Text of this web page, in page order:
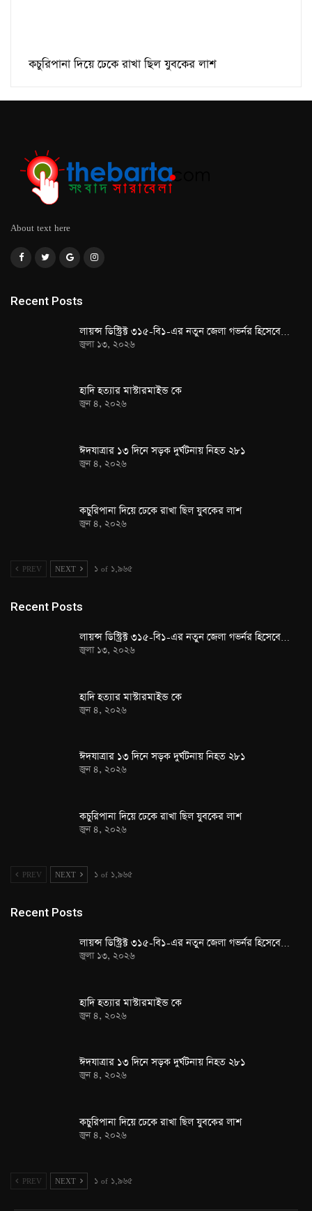
কচুরিপানা দিয়ে ঢেকে রাখা ছিল যুবকের লাশ
About text here
Recent Posts
লায়ন্স ডিস্ট্রিক্ট ৩১৫-বি১-এর নতুন জেলা গভর্নর হিসেবে…
জুলা ১৩, ২০২৬
হাদি হত্যার মাস্টারমাইন্ড কে
জুন ৪, ২০২৬
ঈদযাত্রার ১৩ দিনে সড়ক দুর্ঘটনায় নিহত ২৮১
জুন ৪, ২০২৬
কচুরিপানা দিয়ে ঢেকে রাখা ছিল যুবকের লাশ
জুন ৪, ২০২৬
PREV NEXT ১ of ১,৯৬৫
Recent Posts
লায়ন্স ডিস্ট্রিক্ট ৩১৫-বি১-এর নতুন জেলা গভর্নর হিসেবে…
জুলা ১৩, ২০২৬
হাদি হত্যার মাস্টারমাইন্ড কে
জুন ৪, ২০২৬
ঈদযাত্রার ১৩ দিনে সড়ক দুর্ঘটনায় নিহত ২৮১
জুন ৪, ২০২৬
কচুরিপানা দিয়ে ঢেকে রাখা ছিল যুবকের লাশ
জুন ৪, ২০২৬
PREV NEXT ১ of ১,৯৬৫
Recent Posts
লায়ন্স ডিস্ট্রিক্ট ৩১৫-বি১-এর নতুন জেলা গভর্নর হিসেবে…
জুলা ১৩, ২০২৬
হাদি হত্যার মাস্টারমাইন্ড কে
জুন ৪, ২০২৬
ঈদযাত্রার ১৩ দিনে সড়ক দুর্ঘটনায় নিহত ২৮১
জুন ৪, ২০২৬
কচুরিপানা দিয়ে ঢেকে রাখা ছিল যুবকের লাশ
জুন ৪, ২০২৬
PREV NEXT ১ of ১,৯৬৫